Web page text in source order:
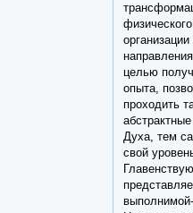
целью
опыта,
проходить
Духа, тем
свой